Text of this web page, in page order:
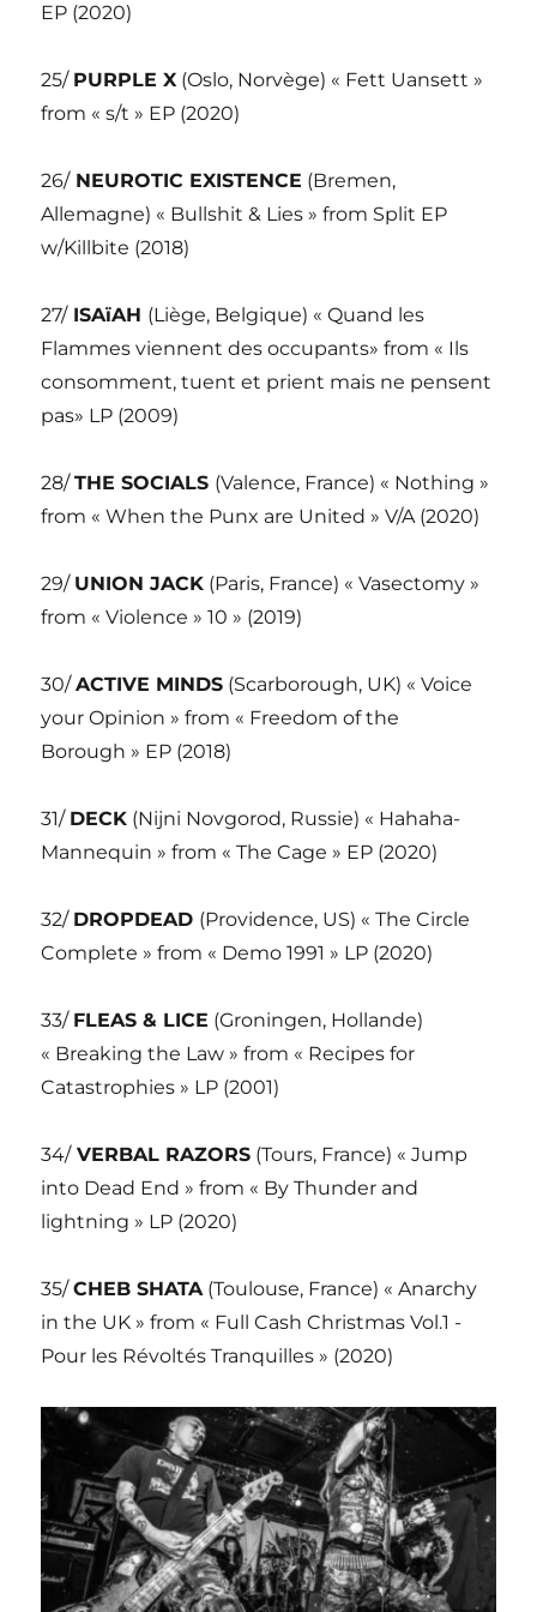
EP (2020)
25/ PURPLE X (Oslo, Norvège) « Fett Uansett »
from « s/t » EP (2020)
26/NEUROTIC EXISTENCE (Bremen,
Allemagne) « Bullshit & Lies » from Split EP
w/Killbite (2018)
27/ISAïAH (Liège, Belgique) « Quand les
Flammes viennent des occupants» from « Ils
consomment, tuent et prient mais ne pensent
pas» LP (2009)
28/THE SOCIALS (Valence, France) « Nothing »
from « When the Punx are United » V/A (2020)
29/ UNION JACK (Paris, France) « Vasectomy »
from « Violence » 10 » (2019)
30/ACTIVE MINDS (Scarborough, UK) « Voice
your Opinion » from « Freedom of the
Borough » EP (2018)
31/ DECK (Nijni Novgorod, Russie) « Hahaha-
Mannequin » from « The Cage » EP (2020)
32/ DROPDEAD (Providence, US) « The Circle
Complete » from « Demo 1991 » LP (2020)
33/ FLEAS & LICE (Groningen, Hollande)
« Breaking the Law » from « Recipes for
Catastrophies » LP (2001)
34/VERBAL RAZORS (Tours, France) « Jump
into Dead End » from « By Thunder and
lightning » LP (2020)
35/CHEB SHATA(Toulouse, France) « Anarchy
in the UK » from « Full Cash Christmas Vol.1 -
Pour les Révoltés Tranquilles » (2020)